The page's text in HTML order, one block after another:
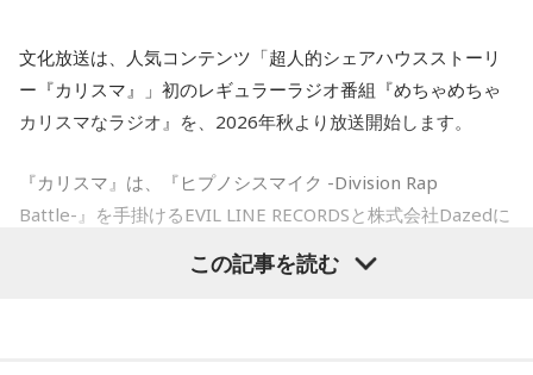
フエム山陰 毎週土曜 12:30～12:55
出演者：江原啓之、奥迫協子
番組Webサイト：http://www.tfm.co.jp/oto/
がったこの取り組みについて、平野さんは、「各府省の中
堅・若手職員100人以上が集まり、国家公務員の仕事の魅力
の発信を進めています」と説明します。
府省横断チームでは、まず「国家公務員の仕事にはどんな魅
力があるのか」というテーマで話し合い、ときには学生とも
意見交換しながら、発信の仕方を考えていきました。そし
江原：ねえ。そんな男を見抜けなかった自分を恥じるべき。
それでいて仰るように、結婚される彼女も気の毒ですね。
奥迫：そうなんですよ。こういうことってなかなか……本当に
ラットフォーム「QloveR（クローバー）」にて『めちゃめち
ゃカリスマなラジオ』の番組公式チャンネルがオープンする
ことも決定。番組公式チャンネルでは、地上波放送のアーカ
イブ配信に加え、ここでしか聴くことのできないアフタート
ークや、不定期で実施する会員限定生配信など、番組をより
楽しめる限定コンテンツを順次配信します。
入会特典として、文化放送の入館証をモチーフにしたオリジ
文化放送は、人気コンテンツ「超人的シェアハウスストーリ
ー『カリスマ』」初のレギュラーラジオ番組『めちゃめちゃ
カリスマなラジオ』を、2026年秋より放送開始します。
『カリスマ』は、『ヒプノシスマイク -Division Rap
Battle-』を手掛けるEVIL LINE RECORDSと株式会社Dazedに
よるキャラクターコンテンツ。YouTubeドラマを中心に、音
楽、ライブ、イベントなど様々な展開を続け、2027年1月に
この記事を読む